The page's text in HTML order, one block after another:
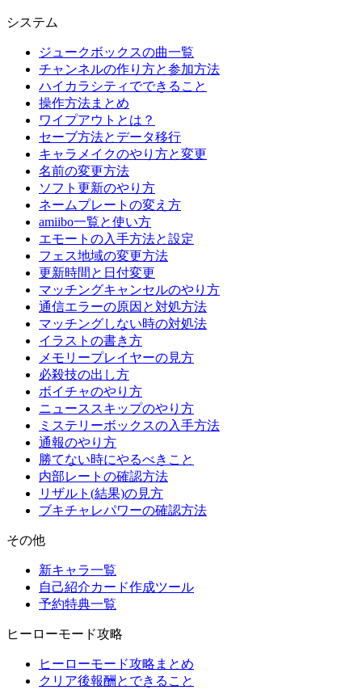
システム
ジュークボックスの曲一覧
チャンネルの作り方と参加方法
ハイカラシティでできること
操作方法まとめ
ワイプアウトとは？
セーブ方法とデータ移行
キャラメイクのやり方と変更
名前の変更方法
ソフト更新のやり方
ネームプレートの変え方
amiibo一覧と使い方
エモートの入手方法と設定
フェス地域の変更方法
更新時間と日付変更
マッチングキャンセルのやり方
通信エラーの原因と対処方法
マッチングしない時の対処法
イラストの書き方
メモリープレイヤーの見方
必殺技の出し方
ボイチャのやり方
ニューススキップのやり方
ミステリーボックスの入手方法
通報のやり方
勝てない時にやるべきこと
内部レートの確認方法
リザルト(結果)の見方
ブキチャレパワーの確認方法
その他
新キャラ一覧
自己紹介カード作成ツール
予約特典一覧
ヒーローモード攻略
ヒーローモード攻略まとめ
クリア後報酬とできること